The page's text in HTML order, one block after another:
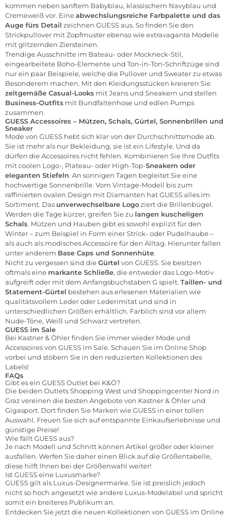
kommen neben sanftem Babyblau, klassischem Navyblau und
Cremeweiß vor. Eineabwechslungsreiche Farbpalette und das
Auge fürs Detail zeichnen GUESS aus. So finden Sie den
Strickpullover mit Zopfmuster ebenso wie extravagante Modelle
mit glitzernden Ziersteinen.
Trendige Ausschnitte im Bateau- oder Mockneck-Stil,
eingearbeitete Boho-Elemente und Ton-in-Ton-Schriftzüge sind
nur ein paar Beispiele, welche die Pullover und Sweater zu etwas
Besonderem machen. Mit den Kleidungsstücken kreieren Sie
zeitgemäße Casual-Looks mit Jeans und Sneakern und stellen
Business-Outfits mit Bundfaltenhose und edlen Pumps
zusammen.
GUESS Accessoires – Mützen, Schals, Gürtel, Sonnenbrillen und
Sneaker
Mode von GUESS hebt sich klar von der Durchschnittsmode ab.
Sie ist mehr als nur Bekleidung, sie ist ein Lifestyle. Und da
dürfen die Accessoires nicht fehlen. Kombinieren Sie Ihre Outfits
mit coolen Logo-, Plateau- oder High-Top-Sneakern oder
eleganten Stiefeln. An sonnigen Tagen begleitet Sie eine
hochwertige Sonnenbrille. Vom Vintage-Modell bis zum
raffinierten ovalen Design mit Diamanten hat GUESS alles im
Sortiment. Das unverwechselbare Logoziert die Brillenbügel.
Werden die Tage kürzer, greifen Sie zu langen kuscheligen
Schals. Mützen und Hauben gibt es sowohl explizit für den
Winter – zum Beispiel in Form einer Strick- oder Pudelhaube –
als auch als modisches Accessoire für den Alltag. Hierunter fallen
unter anderem Base Caps und Sonnenhüte.
Nicht zu vergessen sind dieGürtel von GUESS. Sie besitzen
oftmals eine markante Schließe, die entweder das Logo-Motiv
aufgreift oder mit dem Anfangsbuchstaben G spielt. Taillen- und
Statement-Gürtel bestehen aus erlesenen Materialien wie
qualitätsvollem Leder oder Lederimitat und sind in
unterschiedlichen Größen erhältlich. Farblich sind vor allem
Nude-Töne, Weiß und Schwarz vertreten.
GUESS im Sale
Bei Kastner & Öhler finden Sie immer wieder Mode und
Accessoires von GUESS im Sale. Schauen Sie im Online Shop
vorbei und stöbern Sie in den reduzierten Kollektionen des
Labels!
FAQs
Gibt es ein GUESS Outlet bei K&Ö?
Die beiden OutletsShopping West und Shoppingcenter Nord in
Graz vereinen die besten Angebote von Kastner & Öhler und
Gigasport. Dort finden Sie Marken wie GUESS in einer tollen
Auswahl. Freuen Sie sich auf entspannte Einkaufserlebnisse und
günstige Preise!
Wie fällt GUESS aus?
Je nach Modell und Schnitt können Artikel größer oder kleiner
ausfallen. Werfen Sie daher einen Blick auf die Größentabelle,
diese hilft Ihnen bei der Größenwahl weiter!
Ist GUESS eine Luxusmarke?
GUESS gilt als Luxus-Designermarke. Sie ist preislich jedoch
nicht so hoch angesetzt wie andere Luxus-Modelabel und spricht
somit ein breiteres Publikum an.
Entdecken Sie jetzt die neuen Kollektionen von GUESS im Online